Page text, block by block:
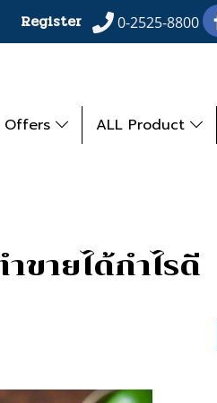
Register 0-2525-8800
Offers ALL Product
ขายได้กำไรดี